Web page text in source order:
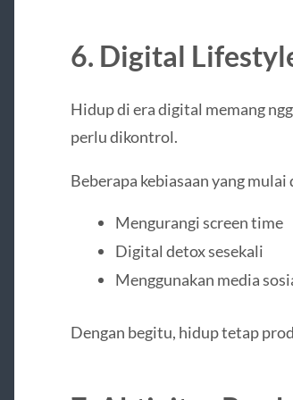
6. Digital
Hidup di era digital memang
perlu dikontrol.
Beberapa kebiasaan yang
Mengurangi screen time
Digital detox sesekali
Menggunakan media
Dengan begitu, hidup tetap